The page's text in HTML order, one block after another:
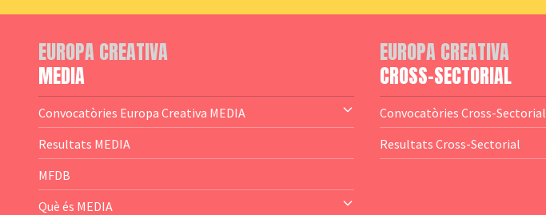
EUROPA CREATIVA
MEDIA
Convocatòries Europa Creativa MEDIA
— Content Cluster
— Business Cluster
— Audience Cluster
Resultats MEDIA
MFDB
Què és MEDIA
EUROPA CREATIVA
CROSS-SECTORIAL
Convocatòries Cross-Sectorial
Resultats Cross-Sectorial